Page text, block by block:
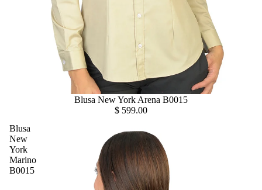
Blusa New York Arena B0015
$ 599.00
Blusa
New
York
Marino
B0015